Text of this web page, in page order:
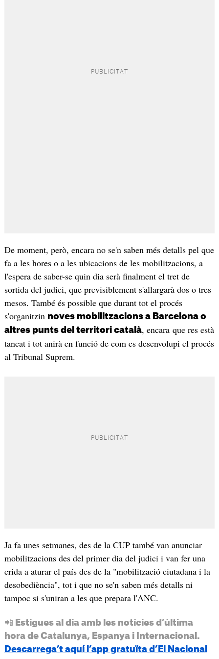
De moment, però, encara no se'n saben més detalls pel que
fa a les hores o a les ubicacions de les mobilitzacions, a
l'espera de saber-se quin dia serà finalment el tret de
sortida del judici, que previsiblement s'allargarà dos o tres
mesos. També és possible que durant tot el procés
s'organitzin noves mobilitzacions a Barcelona o
altres punts del territori català, encara que res està
tancat i tot anirà en funció de com es desenvolupi el procés
al Tribunal Suprem.
Ja fa unes setmanes, des de la CUP també van anunciar
mobilitzacions des del primer dia del judici i van fer una
crida a aturar el país des de la "mobilització ciutadana i la
desobediència", tot i que no se'n saben més detalls ni
tampoc si s'uniran a les que prepara l'ANC.
📲 Estigues al dia amb les notícies d’última
hora de Catalunya, Espanya i Internacional.
Descarrega’t aquí l’app gratuïta d’El Nacional